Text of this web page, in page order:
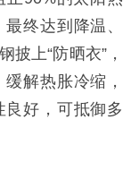
终达到降温、
上“防晒衣”，
解热胀冷缩，
好，可抵御多